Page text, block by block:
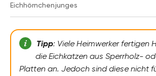
Eichhörnchenjunges
Tipp: Viele Heimwerker fertigen
die Eichkatzen aus Sperrholz-
Platten an. Jedoch sind diese nicht